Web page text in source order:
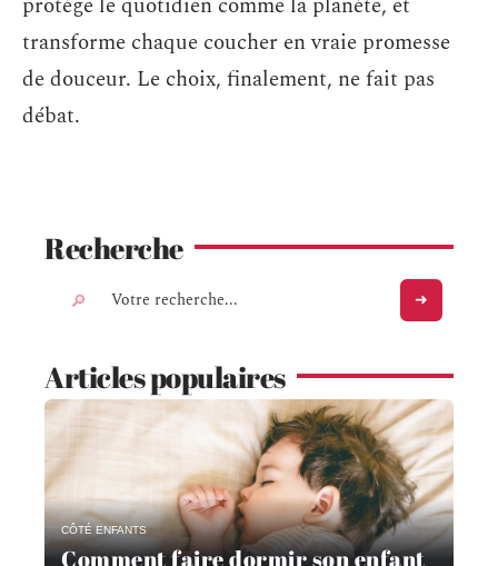
protège le quotidien comme la planète, et
transforme chaque coucher en vraie promesse
de douceur. Le choix, finalement, ne fait pas
débat.
Recherche
Articles populaires
CÔTÉ ENFANTS
Comment faire dormir son enfant